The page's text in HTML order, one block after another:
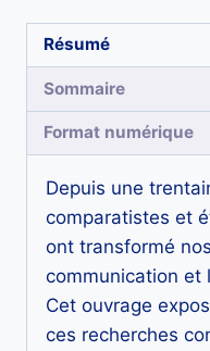
communication
et
langage.
Résumé
Sommaire
Format numérique
Depuis une
comparatistes et
ont transformé
communication et
Cet ouvrage
ces recherches